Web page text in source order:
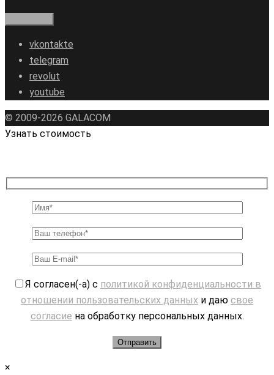
vkontakte
telegram
revolut
youtube
© 2009-2026 GALAСOM
Узнать стоимость
Я согласен(-а) с политикой конфиденциальности в
отношении пользовательских данных и даю свое
согласие на обработку персональных данных.
×